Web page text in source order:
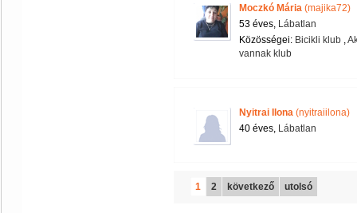
Moczkó Mária (majika72)
53 éves, Lábatlan
Közösségei: Bicikli klub ,
vannak klub
Nyitrai Ilona (nyitraiilona)
40 éves, Lábatlan
1 2 következő utolsó